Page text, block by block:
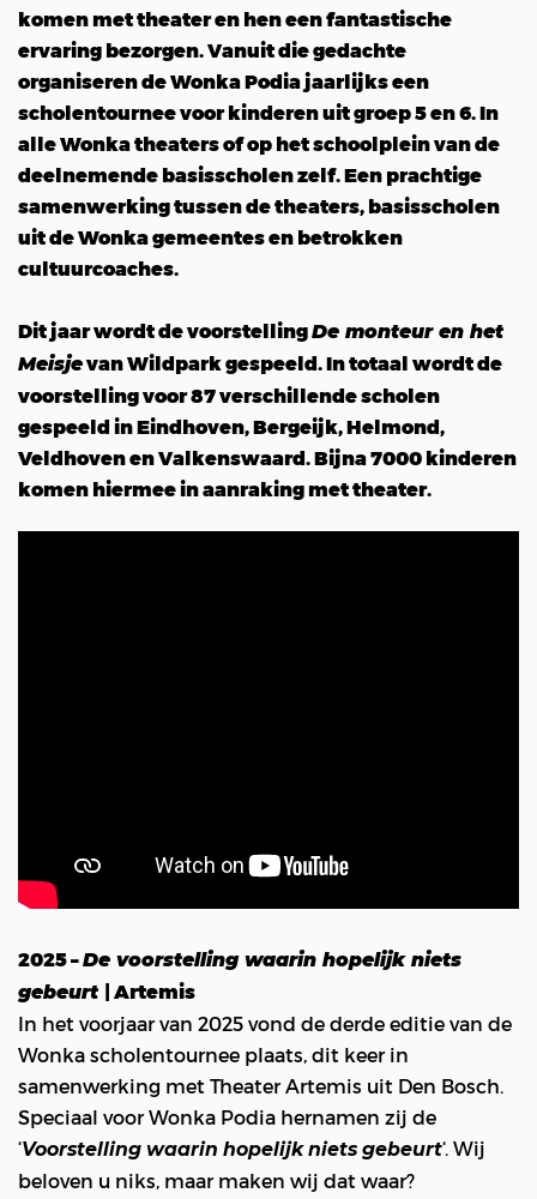
komen met theater en hen een fantastische
ervaring bezorgen. Vanuit die gedachte
organiseren de Wonka Podia jaarlijks een
scholentournee voor kinderen uit groep 5 en 6. In
alle Wonka theaters of op het schoolplein van de
deelnemende basisscholen zelf. Een prachtige
samenwerking tussen de theaters, basisscholen
uit de Wonka gemeentes en betrokken
cultuurcoaches.
Dit jaar wordt de voorstellingDe monteur en het
Meisjevan Wildpark gespeeld. In totaal wordt de
voorstelling voor 87 verschillende scholen
gespeeld in Eindhoven, Bergeijk, Helmond,
Veldhoven en Valkenswaard. Bijna 7000 kinderen
komen hiermee in aanraking met theater.
2025 –De voorstelling waarin hopelijk niets
gebeurt | Artemis
In het voorjaar van 2025 vond de derde editie van de
Wonka scholentournee plaats, dit keer in
samenwerking met Theater Artemis uit Den Bosch.
Speciaal voor Wonka Podia hernamen zij de
‘Voorstelling waarin hopelijk niets gebeurt‘. Wij
beloven u niks, maar maken wij dat waar?